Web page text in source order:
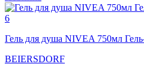
Гель для душа NIVEA 750мл
BEIERSDORF